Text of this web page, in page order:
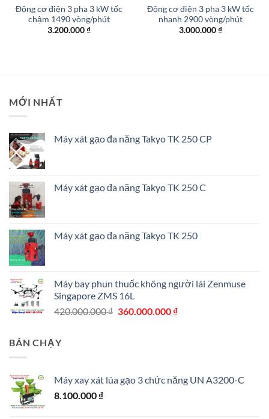
Động cơ điện 3 pha 3 kW tốc
chậm 1490 vòng/phút
3.200.000₫
Động cơ điện 3 pha 3 kW tốc
nhanh 2900 vòng/phút
3.000.000₫
MỚI NHẤT
Máy xát gạo đa năng Takyo TK 250 CP
Máy xát gạo đa năng Takyo TK 250 C
Máy xát gạo đa năng Takyo TK 250
Máy bay phun thuốc không người lái Zenmuse
Singapore ZMS 16L
420.000.000₫ Giá
360.000.000 ₫Giá
BÁN CHẠY
Máy xay xát lúa gạo 3 chức năng UN A3200-C
8.100.000 ₫